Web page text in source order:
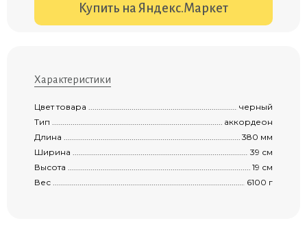
Купить на Яндекс.Маркет
Характеристики
Цвет товара
черный
Тип
аккордеон
Длина
380 мм
Ширина
39 см
Высота
19 см
Вес
6100 г